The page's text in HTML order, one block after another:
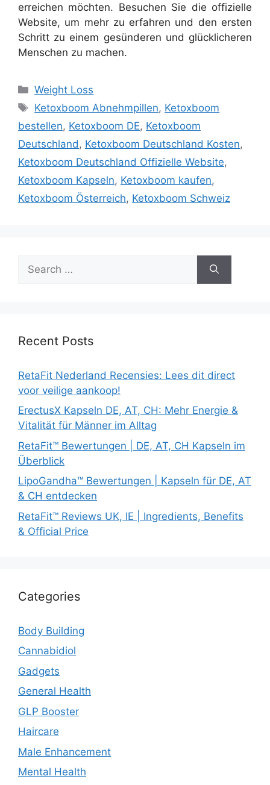
erreichen möchten. Besuchen Sie die offizielle
Website, um mehr zu erfahren und den ersten
Schritt zu einem gesünderen und glücklicheren
Menschen zu machen.
Categories
Weight Loss
Tags
Ketoxboom Abnehmpillen, Ketoxboom
bestellen, Ketoxboom DE, Ketoxboom
Deutschland , Ketoxboom Deutschland Kosten,
Ketoxboom Deutschland Offizielle Website,
Ketoxboom Kapseln, Ketoxboom kaufen,
Ketoxboom Österreich, Ketoxboom Schweiz
for:
Recent Posts
RetaFit Nederland Recensies: Lees dit direct
voor veilige aankoop!
ErectusX Kapseln DE, AT, CH: Mehr Energie &
Vitalität für Männer im Alltag
RetaFit™ Bewertungen | DE, AT, CH Kapseln im
Überblick
LipoGandha™ Bewertungen | Kapseln für DE, AT
& CH entdecken
RetaFit™ Reviews UK, IE | Ingredients, Benefits
& Official Price
Categories
Body Building
Cannabidiol
Gadgets
General Health
GLP Booster
Haircare
Male Enhancement
Mental Health